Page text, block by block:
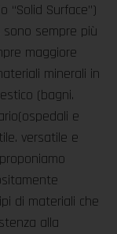
“Solid Surface”)
sono sempre più
maggiore
minerali in
(bagni.
e
versatile e
di materiali che
alla